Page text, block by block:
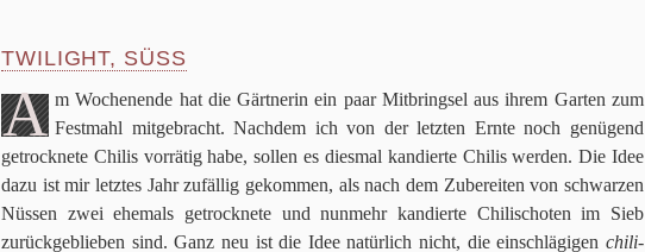
TWILIGHT, SÜSS
A m Wochen­ende hat die Gärtnerin ein paar Mit­bring­sel aus ihrem Gar­ten zum
Fest­mahl mit­ge­bracht. Nach­dem ich von der letz­ten Ernte noch genü­gend
getrock­nete Chi­lis vor­rä­tig habe, sol­len es dies­mal kan­dierte Chi­lis wer­den. Die Idee
dazu ist mir letz­tes Jahr zufäl­lig gekom­men, als nach dem Zube­rei­ten von schwar­zen
Nüs­sen zwei ehe­mals getrock­nete und nun­mehr kan­dierte Chi­li­scho­ten im Sieb
zurück­ge­blie­ben sind. Ganz neu ist die Idee natür­lich nicht, die ein­schlä­gi­gen chi­li­